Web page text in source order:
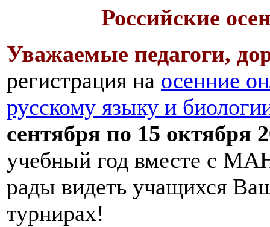
Российские
Уважаемые педагоги,
регистрация на осенние
русскому языку и
сентября по 15 октября
учебный год вместе с
рады видеть учащихся
турнирах!